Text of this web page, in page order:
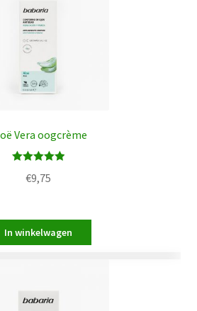
Vera oogcrème
uit 5
€9,75